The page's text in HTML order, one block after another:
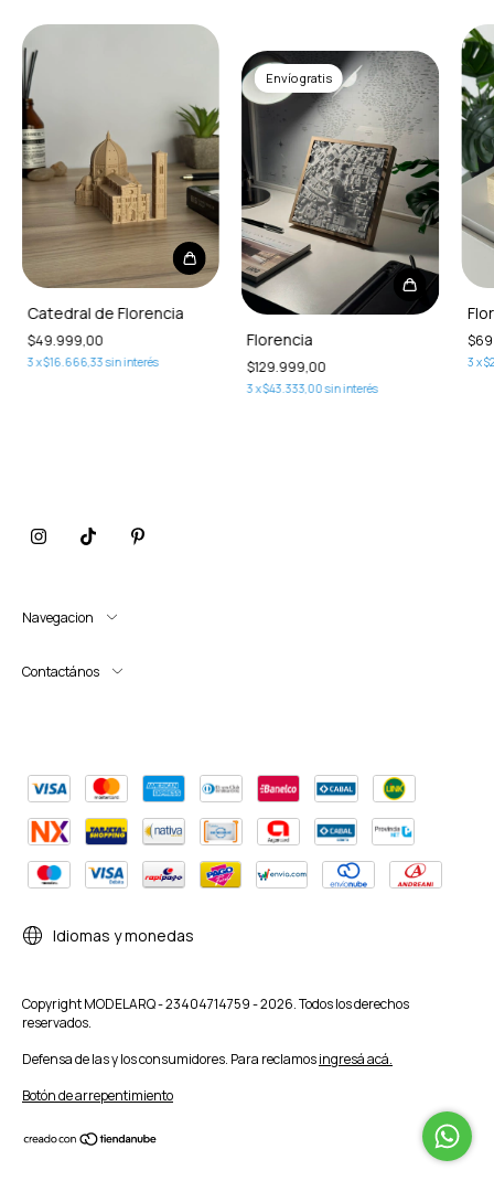
Catedral de Florencia
$49.999,00
3 x$16.666,33 sin interés
Envío gratis
Florencia
$129.999,00
3 x$43.333,00 sin interés
3 x
Navegacion
Contactános
Idiomas y monedas
Copyright MODELARQ - 23404714759 - 2026. Todos los derechos
reservados.
Defensa de las y los consumidores. Para reclamosingresá acá.
Botón de arrepentimiento